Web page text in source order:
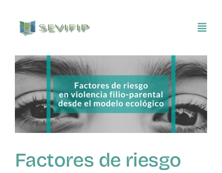
contenido
Inicio
Conócenos
Asociarse
SEVIFIP CONECTA
Factores de riesgo